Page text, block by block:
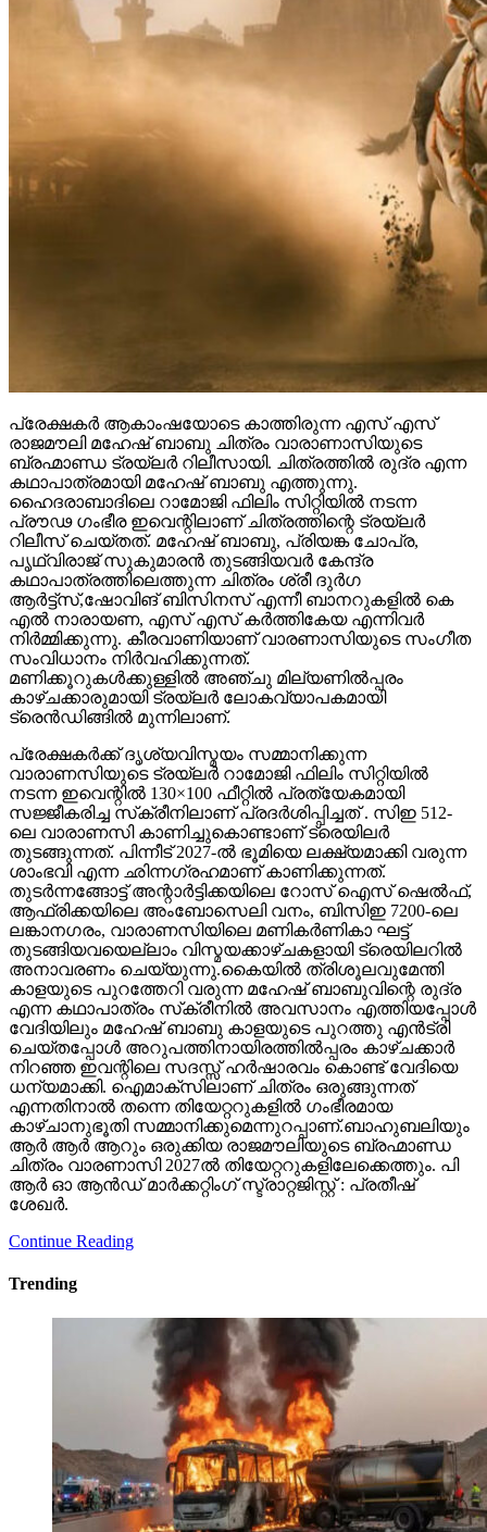
രാജമൗലി മഹേഷ് ബാബു ചിത്രം വാരാണാസിയുടെ
ബ്രഹ്മാണ്ഡ ട്രയ്ലർ റിലീസായി. ചിത്രത്തിൽ രുദ്ര എന്ന
ഹൈദരാബാദിലെ റാമോജി ഫിലിം സിറ്റിയിൽ നടന്ന
പ്രൗഢ ഗംഭീര ഇവെന്റിലാണ് ചിത്രത്തിന്റെ ട്രയ്ലർ
റിലീസ് ചെയ്തത്. മഹേഷ് ബാബു, പ്രിയങ്ക ചോപ്ര,
പൃഥ്വിരാജ് സുകുമാരൻ തുടങ്ങിയവർ കേന്ദ്ര
കഥാപാത്രത്തിലെത്തുന്ന ചിത്രം ശ്രീ ദുർഗ
ആർട്ട്സ്,ഷോവിങ് ബിസിനസ് എന്നീ ബാനറുകളിൽ കെ
എൽ നാരായണ, എസ് എസ് കർത്തികേയ എന്നിവർ
നിർമ്മിക്കുന്നു. കീരവാണിയാണ് വാരണാസിയുടെ സംഗീത
സംവിധാനം നിർവഹിക്കുന്നത്.
മണിക്കൂറുകൾക്കുള്ളിൽ അഞ്ചു മില്യണിൽപ്പരം
കാഴ്ചക്കാരുമായി ട്രയ്ലർ ലോകവ്യാപകമായി
ട്രെൻഡിങ്ങിൽ മുന്നിലാണ്.
പ്രേക്ഷകർക്ക് ദൃശ്യവിസ്മയം സമ്മാനിക്കുന്ന
വാരാണസിയുടെ ട്രയ്ലർ റാമോജി ഫിലിം സിറ്റിയിൽ
നടന്ന ഇവെന്റിൽ 130×100 ഫീറ്റിൽ പ്രത്യേകമായി
ലെ വാരാണസി കാണിച്ചുകൊണ്ടാണ് ട്രെയിലര്‍
തുടങ്ങുന്നത്. പിന്നീട് 2027-ല്‍ ഭൂമിയെ ലക്ഷ്യമാക്കി വരുന്ന
ശാംഭവി എന്ന ഛിന്നഗ്രഹമാണ് കാണിക്കുന്നത്.
തുടര്‍ന്നങ്ങോട്ട് അന്റാര്‍ട്ടിക്കയിലെ റോസ് ഐസ് ഷെല്‍ഫ്,
ആഫ്രിക്കയിലെ അംബോസെലി വനം, ബിസിഇ 7200-ലെ
ലങ്കാനഗരം, വാരാണസിയിലെ മണികര്‍ണികാ ഘട്ട്
തുടങ്ങിയവയെല്ലാം വിസ്മയക്കാഴ്ചകളായി ട്രെയിലറില്‍
അനാവരണം ചെയ്യുന്നു.കൈയില്‍ ത്രിശൂലവുമേന്തി
കാളയുടെ പുറത്തേറി വരുന്ന മഹേഷ് ബാബുവിന്റെ രുദ്ര
എന്ന കഥാപാത്രം സ്‌ക്രീനിൽ അവസാനം എത്തിയപ്പോൾ
വേദിയിലും മഹേഷ് ബാബു കാളയുടെ പുറത്തു എൻട്രി
ചെയ്തപ്പോൾ അറുപത്തിനായിരത്തിൽപ്പരം കാഴ്ചക്കാർ
നിറഞ്ഞ ഇവന്റിലെ സദസ്സ് ഹർഷാരവം കൊണ്ട് വേദിയെ
ധന്യമാക്കി. ഐമാക്‌സിലാണ് ചിത്രം ഒരുങ്ങുന്നത്
എന്നതിനാല്‍ തന്നെ തിയേറ്ററുകളില്‍ ഗംഭീരമായ
കാഴ്ചാനുഭൂതി സമ്മാനിക്കുമെന്നുറപ്പാണ്.ബാഹുബലിയും
ആർ ആർ ആറും ഒരുക്കിയ രാജമൗലിയുടെ ബ്രഹ്മാണ്ഡ
ചിത്രം വാരണാസി 2027ൽ തിയേറ്ററുകളിലേക്കെത്തും. പി
ആർ ഓ ആൻഡ് മാർക്കറ്റിംഗ് സ്ട്രാറ്റജിസ്റ്റ് : പ്രതീഷ്
ശേഖർ.
Continue Reading
Trending